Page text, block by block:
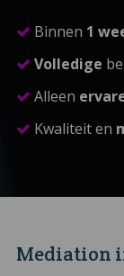
Binnen 1
Volledige
Alleen
Kwaliteit en
Mediation